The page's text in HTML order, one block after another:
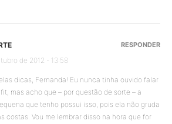
de 2012 - 13:58
dicas, Fernanda! Eu nunca tinha ouvido falar
mas acho que – por questão de sorte – a
que tenho possui isso, pois ela não gruda
costas. Vou me lembrar disso na hora que for
RESPONDER